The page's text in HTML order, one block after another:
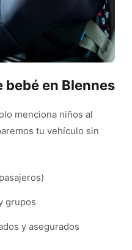
bebé en Blennes
menciona niños al
tu vehículo sin
grupos
y asegurados